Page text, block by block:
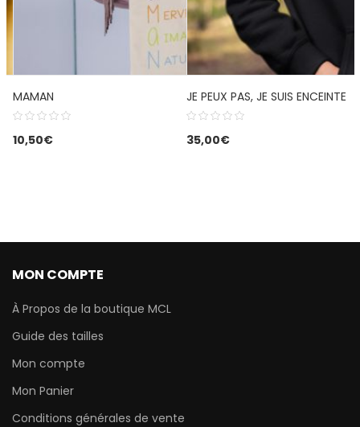
MAMAN
10,50€
JE PEUX PAS, JE SUIS ENCEINTE
35,00€
MON COMPTE
À Propos de la boutique MCL
Guide des tailles
Mon compte
Mon Panier
Conditions générales de vente